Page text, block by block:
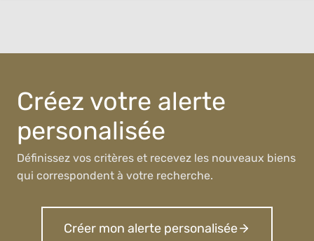
Créez votre alerte
personalisée
Définissez vos critères et recevez les nouveaux biens
qui correspondent à votre recherche.
Créer mon alerte personalisée